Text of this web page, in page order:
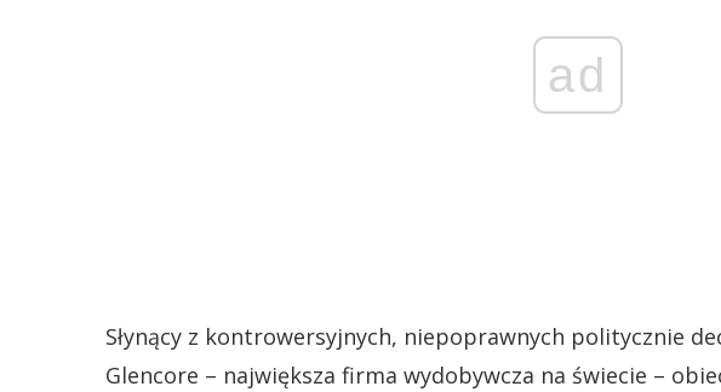
ad
Słynący z kontrowersyjnych, niepoprawnych politycznie
Glencore – największa firma wydobywcza na świecie –